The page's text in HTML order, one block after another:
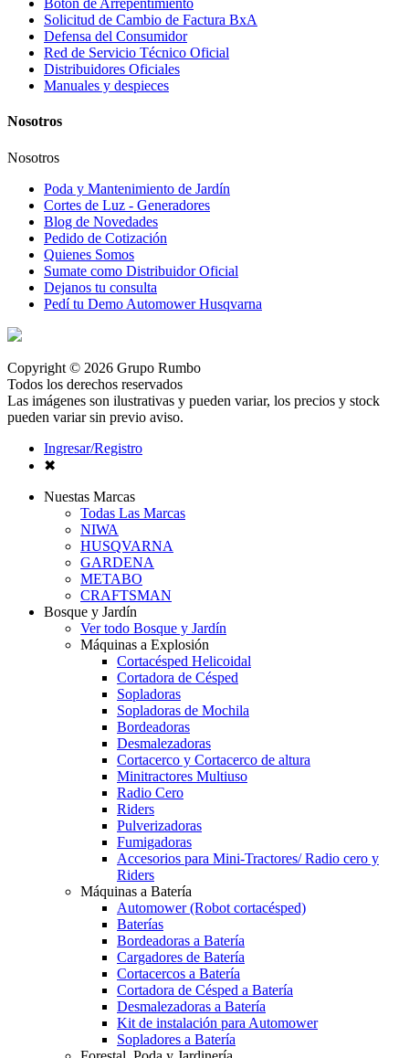
Botón de Arrepentimiento
Solicitud de Cambio de Factura BxA
Defensa del Consumidor
Red de Servicio Técnico Oficial
Distribuidores Oficiales
Manuales y despieces
Nosotros
Nosotros
Poda y Mantenimiento de Jardín
Cortes de Luz - Generadores
Blog de Novedades
Pedido de Cotización
Quienes Somos
Sumate como Distribuidor Oficial
Dejanos tu consulta
Pedí tu Demo Automower Husqvarna
Copyright © 2026 Grupo Rumbo
Todos los derechos reservados
Las imágenes son ilustrativas y pueden variar, los precios y stock
pueden variar sin previo aviso.
Ingresar/Registro
✖
Nuestas Marcas
Todas Las Marcas
NIWA
HUSQVARNA
GARDENA
METABO
CRAFTSMAN
Bosque y Jardín
Ver todo Bosque y Jardín
Máquinas a Explosión
Cortacésped Helicoidal
Cortadora de Césped
Sopladoras
Sopladoras de Mochila
Bordeadoras
Desmalezadoras
Cortacerco y Cortacerco de altura
Minitractores Multiuso
Radio Cero
Riders
Pulverizadoras
Fumigadoras
Accesorios para Mini-Tractores/ Radio cero y
Riders
Máquinas a Batería
Automower (Robot cortacésped)
Baterías
Bordeadoras a Batería
Cargadores de Batería
Cortacercos a Batería
Cortadora de Césped a Batería
Desmalezadoras a Batería
Kit de instalación para Automower
Sopladores a Batería